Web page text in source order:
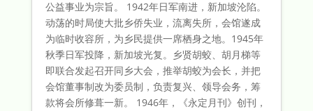
公益事业为宗旨。 1942年日军南进，新加坡沦陷。
动荡的时局使大批乡侨失业，流离失所，会馆遂成
为临时收容所，为乡民提供一席栖身之地。1945年
秋季日军投降，新加坡光复。乡贤胡蛟、胡月梯等
即联合发起召开同乡大会，推举胡蛟为会长，并把
会馆董事制改为委员制，负责复兴、领导会务，筹
款将会所修葺一新。 1946年，《永定月刊》创刊，